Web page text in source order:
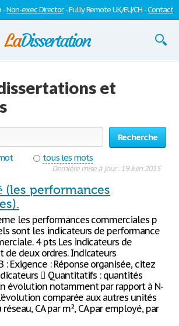
-Non-exec Director- Fully Remote UK/EU/CH -Contact
et
Recherche
tous les mots
Dernière mise à jour : 19 Juin 2015
(les performances
les performances commerciales p
sont les indicateurs de performance
4 pts Les indicateurs de
de deux ordres. Indicateurs
: Exigence : Réponse organisée, citez
 Quantitatifs : quantités
évolution notamment par rapport à N-
comparée aux autres unités
CA par m², CA par employé, par